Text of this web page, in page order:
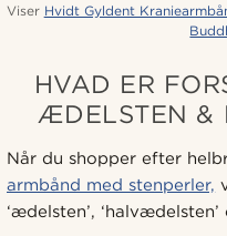
Viser Hvidt Gyldent
HVAD ER
ÆDELSTEN &
Når du shopper efter
armbånd med stenperler,
‘ædelsten’,